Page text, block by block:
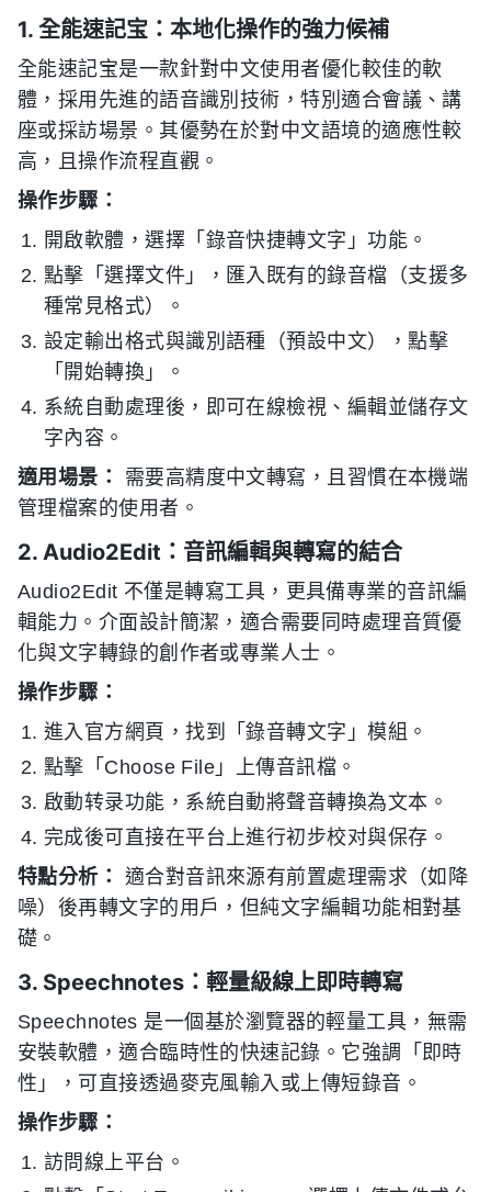
1. 全能速記宝：本地化操作的強力候補
全能速記宝是一款針對中文使用者優化較佳的軟
體，採用先進的語音識別技術，特別適合會議、講
座或採訪場景。其優勢在於對中文語境的適應性較
高，且操作流程直觀。
操作步驟：
開啟軟體，選擇「錄音快捷轉文字」功能。
點擊「選擇文件」，匯入既有的錄音檔（支援多
種常見格式）。
設定輸出格式與識別語種（預設中文），點擊
「開始轉換」。
系統自動處理後，即可在線檢視、編輯並儲存文
字內容。
適用場景：
需要高精度中文轉寫，且習慣在本機端
管理檔案的使用者。
2. Audio2Edit：音訊編輯與轉寫的結合
Audio2Edit 不僅是轉寫工具，更具備專業的音訊編
輯能力。介面設計簡潔，適合需要同時處理音質優
化與文字轉錄的創作者或專業人士。
操作步驟：
進入官方網頁，找到「錄音轉文字」模組。
點擊「Choose File」上傳音訊檔。
啟動转录功能，系統自動將聲音轉換為文本。
完成後可直接在平台上進行初步校对與保存。
特點分析：
適合對音訊來源有前置處理需求（如降
噪）後再轉文字的用戶，但純文字編輯功能相對基
礎。
3. Speechnotes：輕量級線上即時轉寫
Speechnotes 是一個基於瀏覽器的輕量工具，無需
安裝軟體，適合臨時性的快速記錄。它強調「即時
性」，可直接透過麥克風輸入或上傳短錄音。
操作步驟：
訪問線上平台。